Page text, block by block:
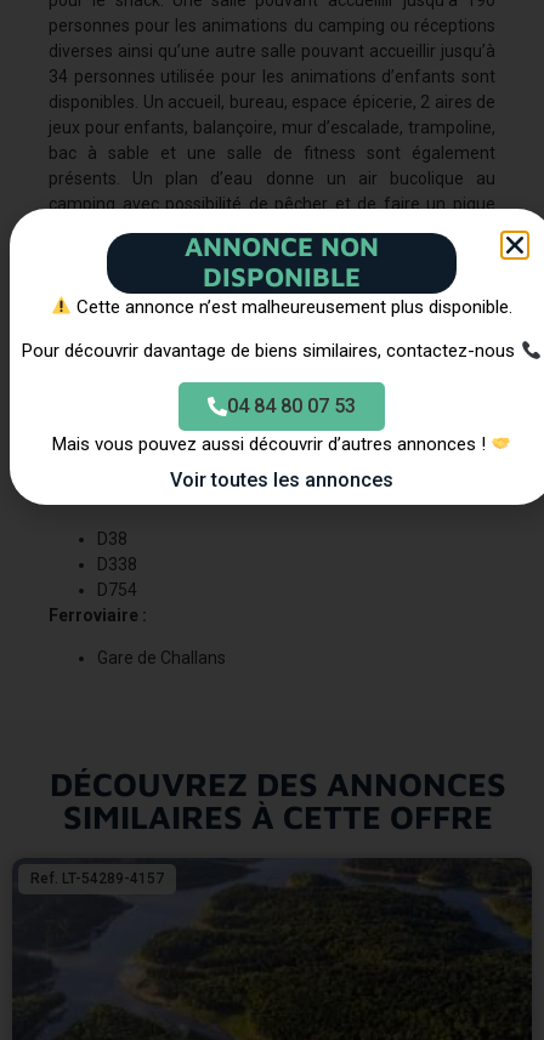
personnes pour les animations du camping ou réceptions
diverses ainsi qu’une autre salle pouvant accueillir jusqu’à
34 personnes utilisée pour les animations d’enfants sont
disponibles. Un accueil, bureau, espace épicerie, 2 aires de
jeux pour enfants, balançoire, mur d’escalade, trampoline,
bac à sable et une salle de fitness sont également
présents. Un plan d’eau donne un air bucolique au
camping avec possibilité de pêcher et de faire un pique
Cette offre vous intéresse ?
concernant cette opportunité ? Nous travaillons en direct
gratuits pour les investisseurs. N’hésitez pas à nous
communiquer vos demandes par téléphone ou
directement via le formulaire ci-contre.
D38
D338
D754
Ferroviaire :
Gare de Challans
DÉCOUVREZ DES ANNONCES
SIMILAIRES À CETTE OFFRE
Ref. LT-54289-4157
ANNONCE NON
DISPONIBLE
Cette annonce n’est malheureusement plus disponible.
Pour découvrir davantage de biens similaires, contactez-nous
04 84 80 07 53
Mais vous pouvez aussi découvrir d’autres annonces !
Voir toutes les annonces